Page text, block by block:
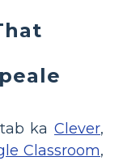
ka Clever,
Classroom,